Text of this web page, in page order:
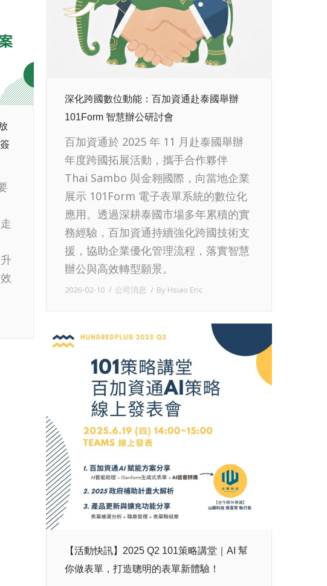
深化跨國數位動能：百加資通赴泰國舉辦
101Form 智慧辦公研討會
百加資通於 2025 年 11 月赴泰國舉辦
年度跨國拓展活動，攜手合作夥伴
Thai Sambo 與金翱國際，向當地企業
展示 101Form 電子表單系統的數位化
應用。透過深耕泰國市場多年累積的實
務經驗，百加資通持續強化跨國技術支
援，協助企業優化管理流程，落實智慧
辦公與高效轉型願景。
2026-02-10 公司消息 By Hsiao Eric
【活動快訊】2025 Q2 101策略講堂｜AI 幫
你做表單，打造聰明的表單新體驗！